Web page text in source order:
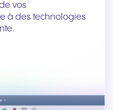
vos
à des technologies